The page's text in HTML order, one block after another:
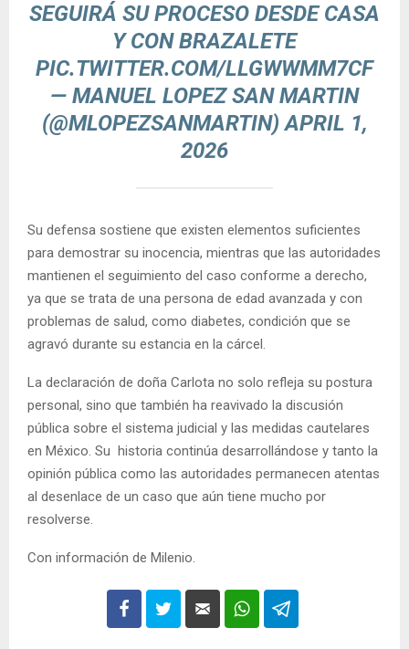
SEGUIRÁ SU PROCESO DESDE CASA
Y CON BRAZALETE
PIC.TWITTER.COM/LLGWWMM7CF
— MANUEL LOPEZ SAN MARTIN
(@MLOPEZSANMARTIN)APRIL 1,
2026
Su defensa sostiene que existen elementos suficientes
para demostrar su inocencia, mientras que las autoridades
mantienen el seguimiento del caso conforme a derecho,
ya que se trata de una persona de edad avanzada y con
problemas de salud, como diabetes, condición que se
agravó durante su estancia en la cárcel.
La declaración de doña Carlota no solo refleja su postura
personal, sino que también ha reavivado la discusión
pública sobre el sistema judicial y las medidas cautelares
en México. Su historia continúa desarrollándose y tanto la
opinión pública como las autoridades permanecen atentas
al desenlace de un caso que aún tiene mucho por
resolverse.
Con información de Milenio.